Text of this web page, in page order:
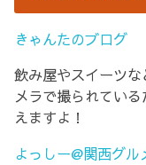
きゃんたのブログ
飲み屋やスイーツ
メラで撮られてい
えますよ！
よっしー@関西グ